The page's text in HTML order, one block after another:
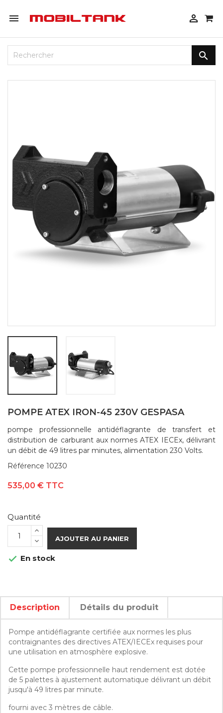
 

POMPE ATEX IRON-45 230V GESPASA
pompe professionnelle antidéflagrante de transfert et
distribution de carburant aux normes ATEX IECEx, délivrant
un débit de 49 litres par minutes, alimentation 230 Volts.
Référence 10230
535,00 € TTC
Quantité
AJOUTER AU PANIER
 En stock
Description Détails du produit
Pompe antidéflagrante certifiée aux normes les plus
contraignantes des directives ATEX/IECEx requises pour
une utilisation en atmosphère explosive.
Cette pompe professionnelle haut rendement est dotée
de 5 palettes à ajustement automatique délivrant un débit
jusqu'à 49 litres par minute.
fourni avec 3 mètres de câble.
Référence 10230
Fiche technique